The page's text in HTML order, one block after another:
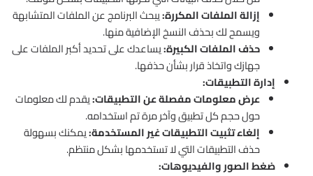
إزالة الملفات المكررة:يبحث البرنامج عن الملفات المتشابهة
ويسمح لك بحذف النسخ الإضافية منها.
حذف الملفات الكبيرة:يساعدك على تحديد أكبر الملفات على
جهازك واتخاذ قرار بشأن حذفها.
إدارة التطبيقات:
عرض معلومات مفصلة عن التطبيقات:يقدم لك معلومات
حول حجم كل تطبيق وآخر مرة تم استخدامه.
إلغاء تثبيت التطبيقات غير المستخدمة:يمكنك بسهولة
حذف التطبيقات التي لا تستخدمها بشكل منتظم.
ضغط الصور والفيديوهات: